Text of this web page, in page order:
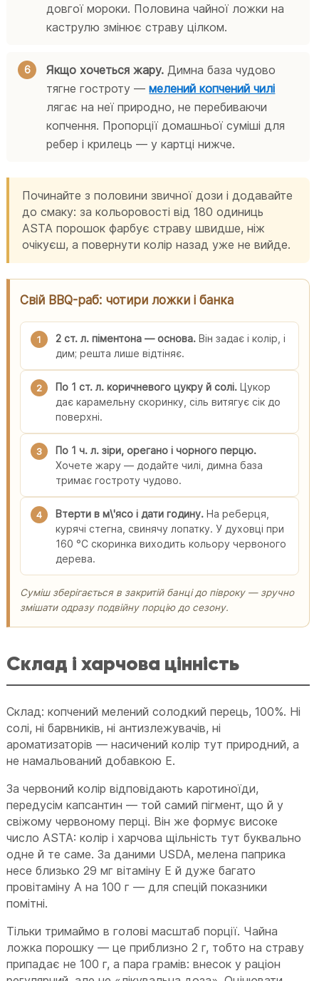
довгої мороки. Половина чайної ложки на
каструлю змінює страву цілком.
Якщо хочеться жару. Димна база чудово
тягне гостроту —мелений копчений чилі
лягає на неї природно, не перебиваючи
копчення. Пропорції домашньої суміші для
ребер і крилець — у картці нижче.
Починайте з половини звичної дози і додавайте
до смаку: за кольоровості від 180 одиниць
ASTA порошок фарбує страву швидше, ніж
очікуєш, а повернути колір назад уже не вийде.
Свій BBQ-раб: чотири ложки і банка
1 2 ст. л. піментона — основа. Він задає і колір, і
дим; решта лише відтіняє.
2 По 1 ст. л. коричневого цукру й солі. Цукор
дає карамельну скоринку, сіль витягує сік до
поверхні.
3
По 1 ч. л. зіри, орегано і чорного перцю.
Хочете жару — додайте чилі, димна база
тримає гостроту чудово.
4 Втерти в м\'ясо і дати годину. На реберця,
курячі стегна, свинячу лопатку. У духовці при
160 °C скоринка виходить кольору червоного
дерева.
Суміш зберігається в закритій банці до півроку — зручно
змішати одразу подвійну порцію до сезону.
Склад і харчова цінність
Склад: копчений мелений солодкий перець, 100%. Ні
солі, ні барвників, ні антизлежувачів, ні
ароматизаторів — насичений колір тут природний, а
не намальований добавкою E.
За червоний колір відповідають каротиноїди,
передусім капсантин — той самий пігмент, що й у
свіжому червоному перці. Він же формує високе
число ASTA: колір і харчова щільність тут буквально
одне й те саме. За даними USDA, мелена паприка
несе близько 29 мг вітаміну E й дуже багато
провітаміну A на 100 г — для спецій показники
помітні.
Тільки тримаймо в голові масштаб порції. Чайна
ложка порошку — це приблизно 2 г, тобто на страву
припадає не 100 г, а пара грамів: внесок у раціон